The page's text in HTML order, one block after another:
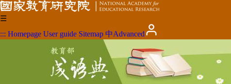
☰
::: Homepage User guide Sitemap 中Advanced